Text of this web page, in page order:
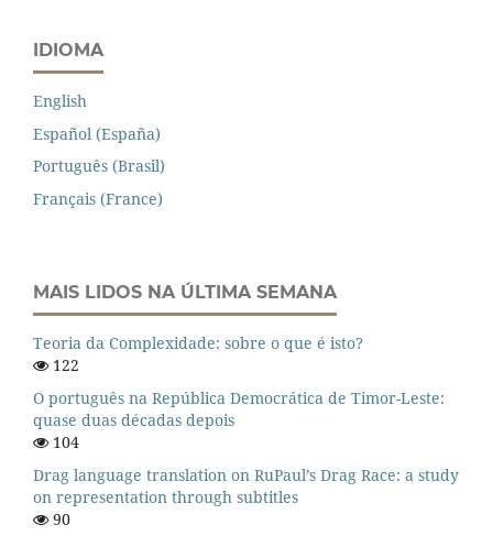
IDIOMA
English
Español (España)
Português (Brasil)
Français (France)
MAIS LIDOS NA ÚLTIMA SEMANA
Teoria da Complexidade: sobre o que é isto?
122
O português na República Democrática de Timor-Leste:
quase duas décadas depois
104
Drag language translation on RuPaul’s Drag Race: a study
on representation through subtitles
90